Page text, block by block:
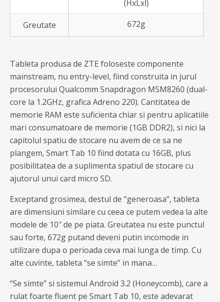
(HxLxl)
Greutate 672g
Tableta produsa de ZTE foloseste componente
mainstream, nu entry-level, fiind construita in jurul
procesorului Qualcomm Snapdragon MSM8260 (dual-
core la 1.2GHz, grafica Adreno 220). Cantitatea de
memorie RAM este suficienta chiar si pentru aplicatiile
mari consumatoare de memorie (1GB DDR2), si nici la
capitolul spatiu de stocare nu avem de ce sa ne
plangem, Smart Tab 10 fiind dotata cu 16GB, plus
posibilitatea de a suplimenta spatiul de stocare cu
ajutorul unui card micro SD.
Exceptand grosimea, destul de “generoasa”, tableta
are dimensiuni similare cu ceea ce putem vedea la alte
modele de 10″ de pe piata. Greutatea nu este punctul
sau forte, 672g putand deveni putin incomode in
utilizare dupa o perioada ceva mai lunga de timp. Cu
alte cuvinte, tableta “se simte” in mana…
“Se simte” si sistemul Android 3.2 (Honeycomb), care a
rulat foarte fluent pe Smart Tab 10, este adevarat